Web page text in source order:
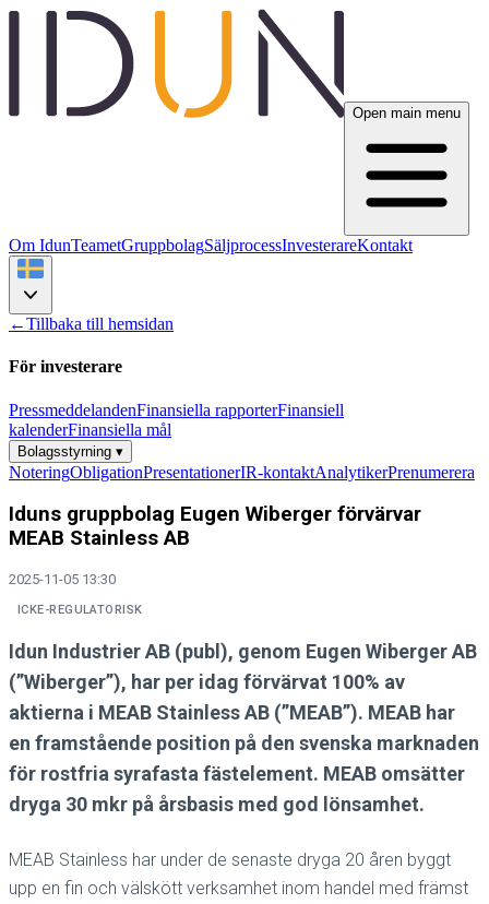
Open main menu
Om IdunTeametGruppbolagSäljprocessInvesterareKontakt
←Tillbaka till hemsidan
För investerare
PressmeddelandenFinansiella rapporterFinansiell
kalenderFinansiella mål
Bolagsstyrning ▾
NoteringObligationPresentationerIR-kontaktAnalytikerPrenumerera
Iduns gruppbolag Eugen Wiberger förvärvar
MEAB Stainless AB
2025-11-05 13:30
ICKE-REGULATORISK
Idun Industrier AB (publ), genom Eugen Wiberger AB
(”Wiberger”), har per idag förvärvat 100% av
aktierna i MEAB Stainless AB (”MEAB”). MEAB har
en framstående position på den svenska marknaden
för rostfria syrafasta fästelement. MEAB omsätter
dryga 30 mkr på årsbasis med god lönsamhet.
MEAB Stainless har under de senaste dryga 20 åren byggt
upp en fin och välskött verksamhet inom handel med främst